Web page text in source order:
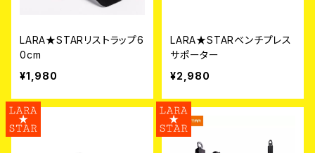
LARA★STARリストラップ6
0cm
¥1,980
LARA★STARベンチプレス
サポーター
¥2,980